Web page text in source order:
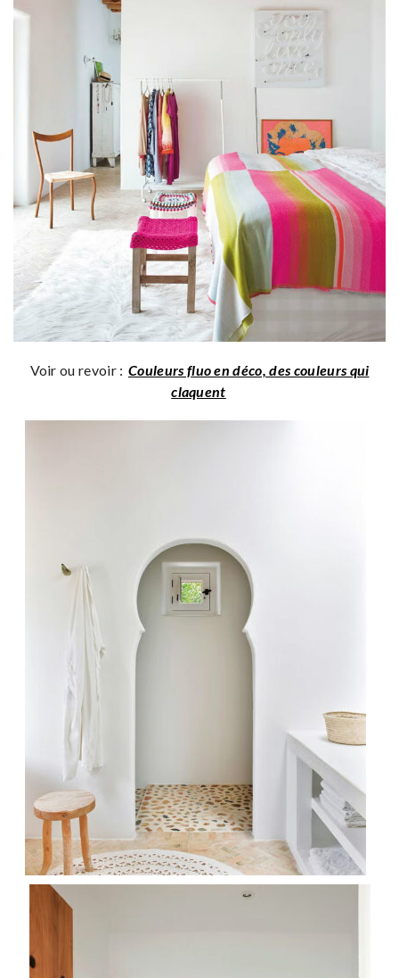
Voir ou revoir : Couleurs fluo en déco, des couleurs qui
claquent